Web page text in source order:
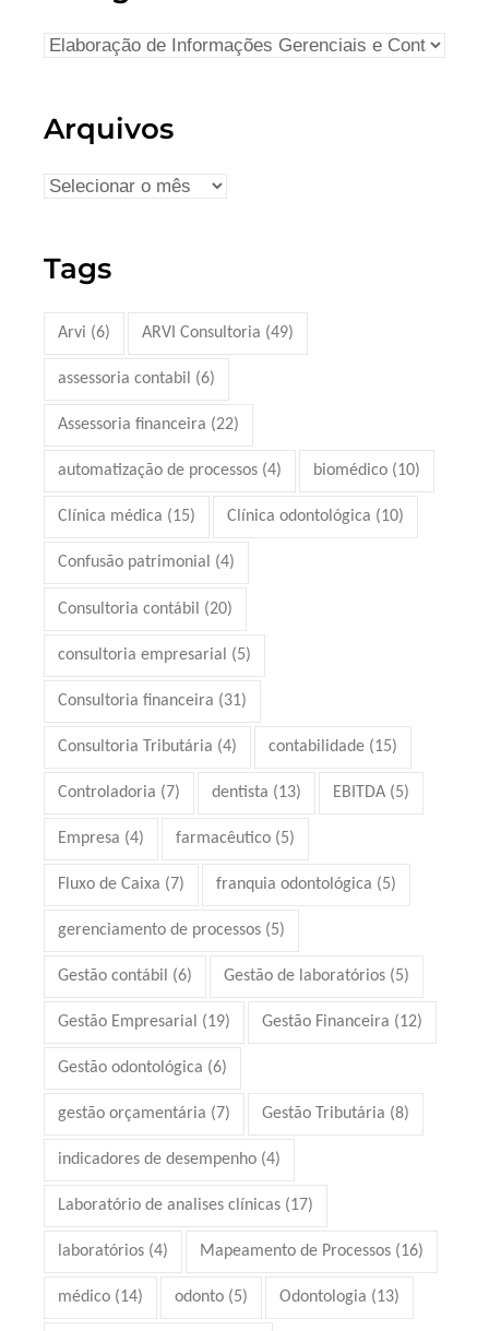
Arquivos
Tags
Arvi (6) ARVI Consultoria (49)
assessoria contabil (6)
Assessoria financeira (22)
automatização de processos (4) biomédico (10)
Clínica médica (15) Clínica odontológica (10)
Confusão patrimonial (4)
Consultoria contábil (20)
consultoria empresarial (5)
Consultoria financeira (31)
Consultoria Tributária (4) contabilidade (15)
Controladoria (7) dentista (13) EBITDA (5)
Empresa (4) farmacêutico (5)
Fluxo de Caixa (7) franquia odontológica (5)
gerenciamento de processos (5)
Gestão contábil (6) Gestão de laboratórios (5)
Gestão Empresarial (19) Gestão Financeira (12)
Gestão odontológica (6)
gestão orçamentária (7) Gestão Tributária (8)
indicadores de desempenho (4)
Laboratório de analises clínicas (17)
laboratórios (4) Mapeamento de Processos (16)
médico (14) odonto (5) Odontologia (13)